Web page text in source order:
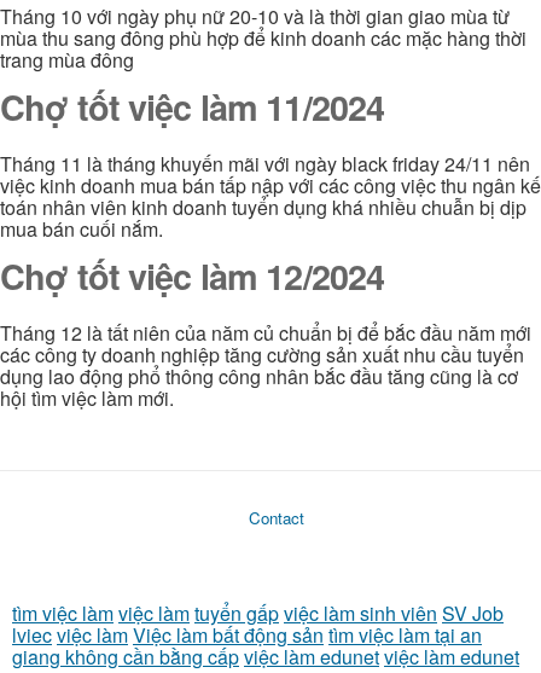
Tháng 10 với ngày phụ nữ 20-10 và là thời gian giao mùa từ
mùa thu sang đông phù hợp để kinh doanh các mặc hàng thời
trang mùa đông
Chợ tốt việc làm 11/2024
Tháng 11 là tháng khuyến mãi với ngày black friday 24/11 nên
việc kinh doanh mua bán tấp nập với các công việc thu ngân kế
toán nhân viên kinh doanh tuyển dụng khá nhiều chuẫn bị dịp
mua bán cuối nắm.
Chợ tốt việc làm 12/2024
Tháng 12 là tất niên của năm củ chuẩn bị để bắc đầu năm mới
các công ty doanh nghiệp tăng cường sản xuất nhu cầu tuyển
dụng lao động phổ thông công nhân bắc đầu tăng cũng là cơ
hội tìm việc làm mới.
Contact
tìm việc làmviệc làmtuyển gấpviệc làm sinh viên SV Job
lviecviệc làmViệc làm bất động sản tìm việc làm tại an
giang không cần bằng cấpviệc làm edunetviệc làm edunet